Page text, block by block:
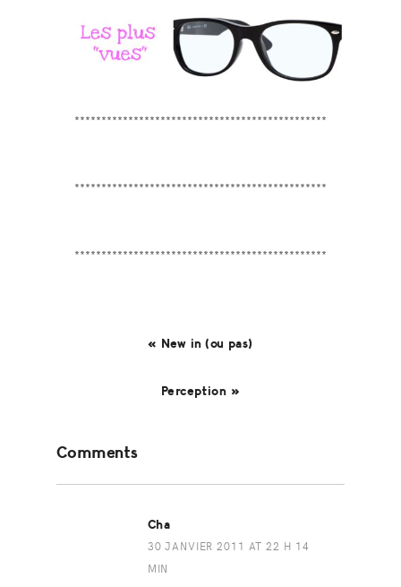
***********************************************
***********************************************
***********************************************
« New in (ou pas)
Perception »
Interactions
Comments
Cha
30 JANVIER 2011 AT 22 H 14
MIN